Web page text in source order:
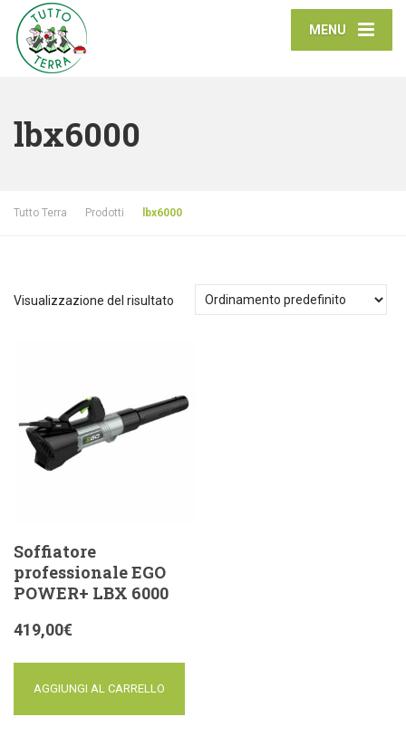
MENU
lbx6000
Tutto Terra Prodotti lbx6000
Visualizzazione del risultato
Soffiatore
professionale EGO
POWER+ LBX 6000
419,00€
AGGIUNGI AL CARRELLO